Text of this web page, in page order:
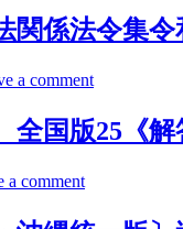
係法令集
a comment
国版25《解
a comment